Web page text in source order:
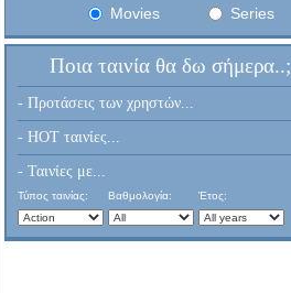
Movies Series
Ποια ταινία θα δω σήμερα..;
- Προτάσεις των χρηστών...
- HOT ταινίες...
- Ταινίες με...
Τύπος ταινίας: Βαθμολογία: Έτος: